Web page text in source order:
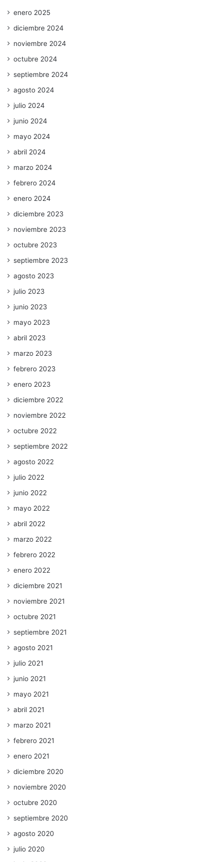
enero 2025
diciembre 2024
noviembre 2024
octubre 2024
septiembre 2024
agosto 2024
julio 2024
junio 2024
mayo 2024
abril 2024
marzo 2024
febrero 2024
enero 2024
diciembre 2023
noviembre 2023
octubre 2023
septiembre 2023
agosto 2023
julio 2023
junio 2023
mayo 2023
abril 2023
marzo 2023
febrero 2023
enero 2023
diciembre 2022
noviembre 2022
octubre 2022
septiembre 2022
agosto 2022
julio 2022
junio 2022
mayo 2022
abril 2022
marzo 2022
febrero 2022
enero 2022
diciembre 2021
noviembre 2021
octubre 2021
septiembre 2021
agosto 2021
julio 2021
junio 2021
mayo 2021
abril 2021
marzo 2021
febrero 2021
enero 2021
diciembre 2020
noviembre 2020
octubre 2020
septiembre 2020
agosto 2020
julio 2020